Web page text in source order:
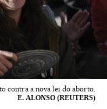
contra a nova lei do aborto.
E. ALONSO (REUTERS)